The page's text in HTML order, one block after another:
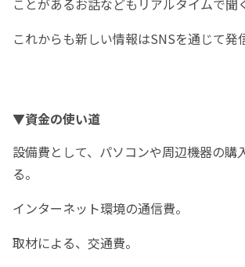
ことがあるお話などもリアルタイムで聞
これからも新しい情報はSNSを通じて発
▼資金の使い道
設備費として、パソコンや周辺機器の購
る。
インターネット環境の通信費。
取材による、交通費。